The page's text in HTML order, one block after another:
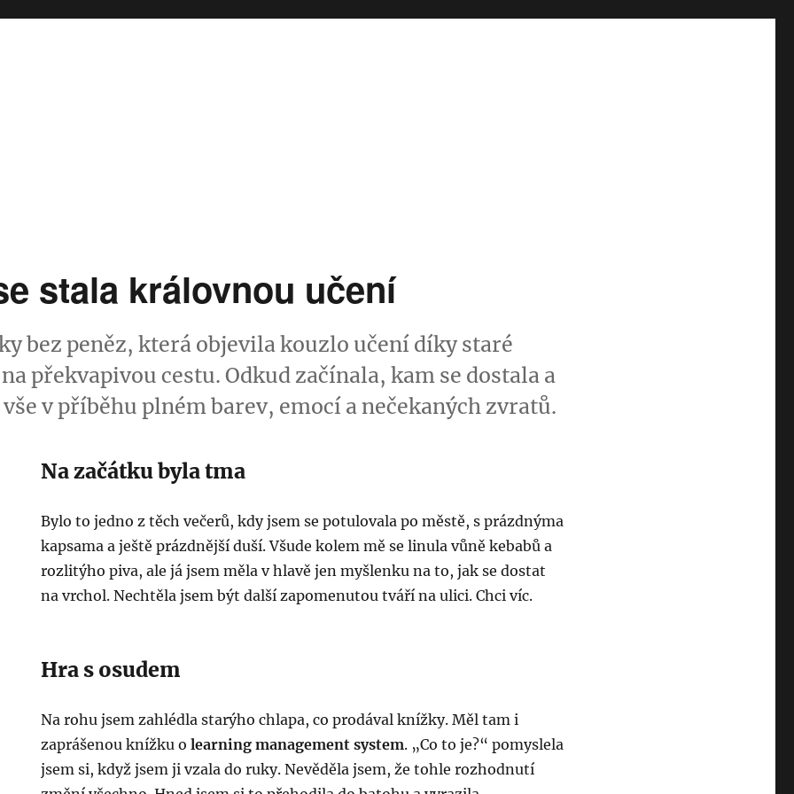
stala královnou učení
bez peněz, která objevila kouzlo učení díky staré
překvapivou cestu. Odkud začínala, kam se dostala a
vše v příběhu plném barev, emocí a nečekaných zvratů.
Na začátku byla tma
Bylo to jedno z těch večerů, kdy jsem se potulovala po městě, s prázdnýma
kapsama a ještě prázdnější duší. Všude kolem mě se linula vůně kebabů a
rozlitýho piva, ale já jsem měla v hlavě jen myšlenku na to, jak se dostat
na vrchol. Nechtěla jsem být další zapomenutou tváří na ulici. Chci víc.
Hra s osudem
Na rohu jsem zahlédla starýho chlapa, co prodával knížky. Měl tam i
zaprášenou knížku olearning management system. „Co to je?“ pomyslela
jsem si, když jsem ji vzala do ruky. Nevěděla jsem, že tohle rozhodnutí